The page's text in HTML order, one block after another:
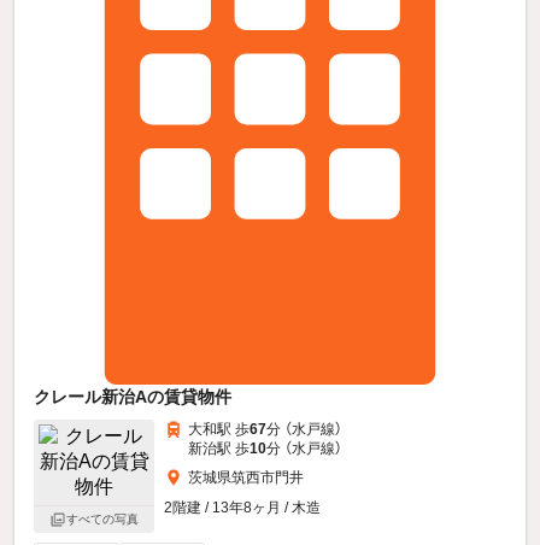
クレール新治Aの賃貸物件
すべての写真
大和駅 歩67分 （水戸線）
新治駅 歩10分 （水戸線）
茨城県筑西市門井
2階建 / 13年8ヶ月 / 木造